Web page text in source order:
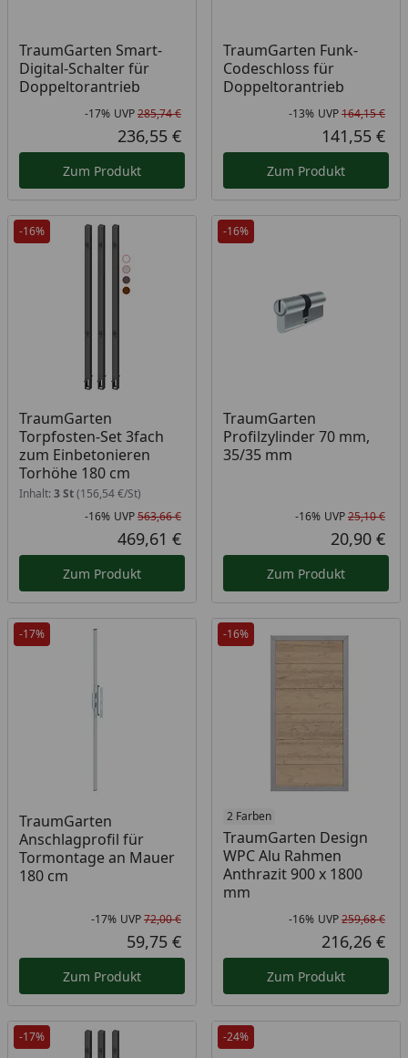
TraumGarten Smart-
Digital-Schalter für
Doppeltorantrieb
Rabatt in Prozent
-17%
Ursprünglicher Preis
UVP285,74 €
Aktueller Preis
236,55 €
Zum Produkt
TraumGarten Funk-
Codeschloss für
Doppeltorantrieb
-13% UVP164,15 €
141,55 €
Zum Produkt
-16%
TraumGarten
Torpfosten-Set 3fach
zum Einbetonieren
Torhöhe 180 cm
Inhalt: 3 St(156,54 €/St)
Rabatt in Prozent
-16%
Ursprünglicher Preis
UVP563,66 €
Aktueller Preis
469,61 €
Zum Produkt
-16%
TraumGarten
Profilzylinder 70 mm,
35/35 mm
-16% UVP25,10 €
20,90 €
Zum Produkt
-17%
TraumGarten
Anschlagprofil für
Tormontage an Mauer
180 cm
Rabatt in Prozent
-17%
Ursprünglicher Preis
UVP72,00 €
Aktueller Preis
59,75 €
Zum Produkt
-16%
2 Farben
TraumGarten Design
WPC Alu Rahmen
Anthrazit 900 x 1800
mm
-16% UVP259,68 €
216,26 €
Zum Produkt
-17% -24%